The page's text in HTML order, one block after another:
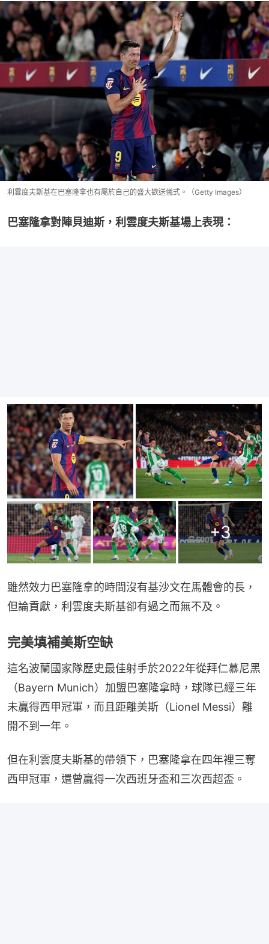
利雲度夫斯基在巴塞隆拿也有屬於自己的盛大歡送儀式。（Getty Images）
巴塞隆拿對陣貝迪斯，利雲度夫斯基場上表現：
+3
雖然效力巴塞隆拿的時間沒有基沙文在馬體會的長，
但論貢獻，利雲度夫斯基卻有過之而無不及。
完美填補美斯空缺
這名波蘭國家隊歷史最佳射手於2022年從拜仁慕尼黑
（Bayern Munich）加盟巴塞隆拿時，球隊已經三年
未贏得西甲冠軍，而且距離美斯（Lionel Messi）離
開不到一年。
但在利雲度夫斯基的帶領下，巴塞隆拿在四年裡三奪
西甲冠軍，還曾贏得一次西班牙盃和三次西超盃。